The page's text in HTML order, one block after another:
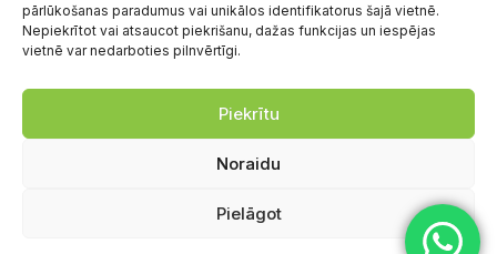
pārlūkošanas paradumus vai unikālos identifikatorus šajā vietnē.
Nepiekrītot vai atsaucot piekrišanu, dažas funkcijas un iespējas
vietnē var nedarboties pilnvērtīgi.
Piekrītu
Noraidu
Pielāgot
Daugavas iela 28, Mārupe
Facebook
S.-Sv.: brīvs